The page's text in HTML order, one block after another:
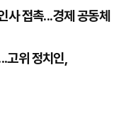
사 접촉...경제 공동체
고위 정치인,